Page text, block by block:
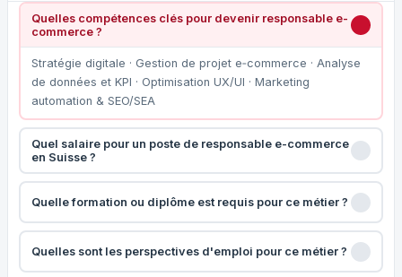
Quelles compétences clés pour devenir responsable e-
commerce ?
Stratégie digitale · Gestion de projet e‑commerce · Analyse
de données et KPI · Optimisation UX/UI · Marketing
automation & SEO/SEA
Quel salaire pour un poste de responsable e-commerce
en Suisse ?
Quelle formation ou diplôme est requis pour ce métier ?
Quelles sont les perspectives d'emploi pour ce métier ?